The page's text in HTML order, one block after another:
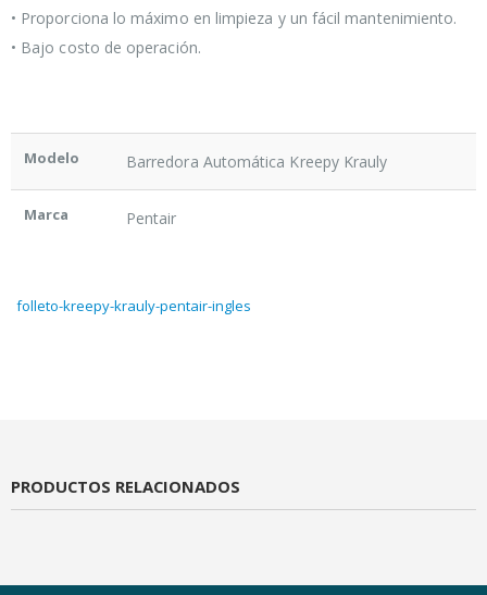
• Proporciona lo máximo en limpieza y un fácil mantenimiento.
• Bajo costo de operación.
Modelo Barredora Automática Kreepy Krauly
Marca Pentair
folleto-kreepy-krauly-pentair-ingles
PRODUCTOS RELACIONADOS